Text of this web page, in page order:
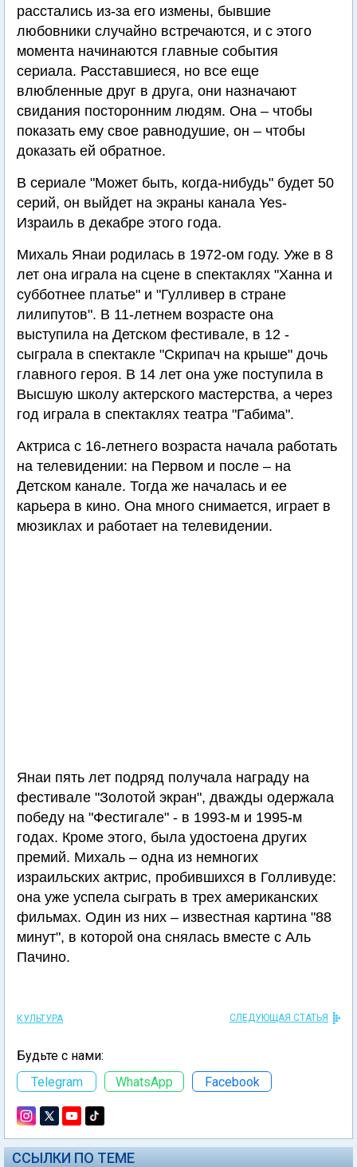
расстались из-за его измены, бывшие
любовники случайно встречаются, и с этого
момента начинаются главные события
сериала. Расставшиеся, но все еще
влюбленные друг в друга, они назначают
свидания посторонним людям. Она – чтобы
показать ему свое равнодушие, он – чтобы
доказать ей обратное.
В сериале "Может быть, когда-нибудь" будет 50
серий, он выйдет на экраны канала Yes-
Израиль в декабре этого года.
Михаль Янаи родилась в 1972-ом году. Уже в 8
лет она играла на сцене в спектаклях "Ханна и
субботнее платье" и "Гулливер в стране
лилипутов". В 11-летнем возрасте она
выступила на Детском фестивале, в 12 -
сыграла в спектакле "Скрипач на крыше" дочь
главного героя. В 14 лет она уже поступила в
Высшую школу актерского мастерства, а через
год играла в спектаклях театра "Габима".
Актриса с 16-летнего возраста начала работать
на телевидении: на Первом и после – на
Детском канале. Тогда же началась и ее
карьера в кино. Она много снимается, играет в
мюзиклах и работает на телевидении.
Янаи пять лет подряд получала награду на
фестивале "Золотой экран", дважды одержала
победу на "Фестигале" - в 1993-м и 1995-м
годах. Кроме этого, была удостоена других
премий. Михаль – одна из немногих
израильских актрис, пробившихся в Голливуде:
она уже успела сыграть в трех американских
фильмах. Один из них – известная картина "88
минут", в которой она снялась вместе с Аль
Пачино.
КУЛЬТУРА СЛЕДУЮЩАЯ СТАТЬЯ
Будьте с нами:
Telegram
WhatsApp Facebook
ССЫЛКИ ПО ТЕМЕ